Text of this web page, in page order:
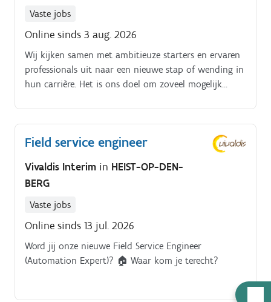
Vaste jobs
Online sinds 3 aug. 2026
Wij kijken samen met ambitieuze starters en ervaren
professionals uit naar een nieuwe stap of wending in
hun carrière. Het is ons doel om zoveel mogelijk
Field service engineer
Vivaldis Interim in HEIST-OP-DEN-
BERG
Vaste jobs
Online sinds 13 jul. 2026
Word jij onze nieuwe Field Service Engineer
(Automation Expert)? 🏠 Waar kom je terecht?